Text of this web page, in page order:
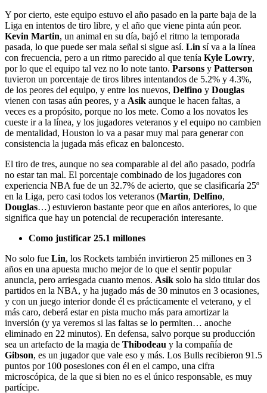
Y por cierto, este equipo estuvo el año pasado en la parte baja de la
Liga en intentos de tiro libre, y el año que viene pinta aún peor.
Kevin Martin, un animal en su día, bajó el ritmo la temporada
pasada, lo que puede ser mala señal si sigue así. Lin sí va a la línea
con frecuencia, pero a un ritmo parecido al que tenía Kyle Lowry,
por lo que el equipo tal vez no lo note tanto. Parsons y Patterson
tuvieron un porcentaje de tiros libres intentandos de 5.2% y 4.3%,
de los peores del equipo, y entre los nuevos, Delfino y Douglas
vienen con tasas aún peores, y a Asik aunque le hacen faltas, a
veces es a propósito, porque no los mete. Como a los novatos les
cueste ir a la línea, y los jugadores veteranos y el equipo no cambien
de mentalidad, Houston lo va a pasar muy mal para generar con
consistencia la jugada más eficaz en baloncesto.
El tiro de tres, aunque no sea comparable al del año pasado, podría
no estar tan mal. El porcentaje combinado de los jugadores con
experiencia NBA fue de un 32.7% de acierto, que se clasificaría 25º
en la Liga, pero casi todos los veteranos (Martin, Delfino,
Douglas…) estuvieron bastante peor que en años anteriores, lo que
significa que hay un potencial de recuperación interesante.
Como justificar 25.1 millones
No solo fue Lin, los Rockets también invirtieron 25 millones en 3
años en una apuesta mucho mejor de lo que el sentir popular
anuncia, pero arriesgada cuanto menos. Asik solo ha sido titular dos
partidos en la NBA, y ha jugado más de 30 minutos en 3 ocasiones,
y con un juego interior donde él es prácticamente el veterano, y el
más caro, deberá estar en pista mucho más para amortizar la
inversión (y ya veremos si las faltas se lo permiten… anoche
eliminado en 22 minutos). En defensa, salvo porque su producción
sea un artefacto de la magia de Thibodeau y la compañía de
Gibson, es un jugador que vale eso y más. Los Bulls recibieron 91.5
puntos por 100 posesiones con él en el campo, una cifra
microscópica, de la que si bien no es el único responsable, es muy
partícipe.